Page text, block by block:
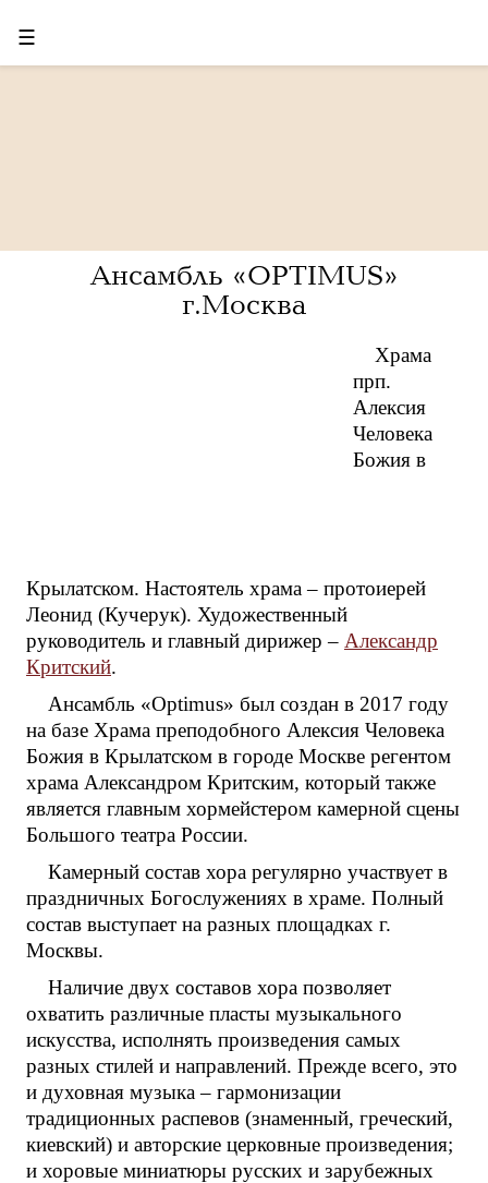
☰
Ансамбль «OPTIMUS»
г.Москва
Храма
прп.
Алексия
Человека
Божия в
Крылатском. Настоятель храма – протоиерей
Леонид (Кучерук). Художественный
руководитель и главный дирижер – Александр
Критский.
Ансамбль «Optimus» был создан в 2017 году
на базе Храма преподобного Алексия Человека
Божия в Крылатском в городе Москве регентом
храма Александром Критским, который также
является главным хормейстером камерной сцены
Большого театра России.
Камерный состав хора регулярно участвует в
праздничных Богослужениях в храме. Полный
состав выступает на разных площадках г.
Москвы.
Наличие двух составов хора позволяет
охватить различные пласты музыкального
искусства, исполнять произведения самых
разных стилей и направлений. Прежде всего, это
и духовная музыка – гармонизации
традиционных распевов (знаменный, греческий,
киевский) и авторские церковные произведения;
и хоровые миниатюры русских и зарубежных